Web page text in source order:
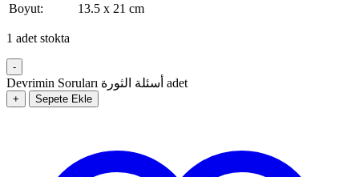
Boyut:
13.5 x 21 cm
1 adet stokta
-
Devrimin Soruları أسئلة الثورة adet
+ Sepete Ekle